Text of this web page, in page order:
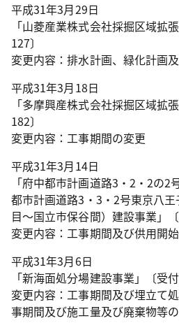
平成31年3月29日
「山菱産業株式会社採掘区域拡
127〕
変更内容：排水計画、緑化計画
平成31年3月18日
「多摩興産株式会社採掘区域拡
182〕
変更内容：工事期間の変更
平成31年3月14日
「府中都市計画道路3・2・2の
都市計画道路3・3・2号東京八
目～国立市保谷間）建設事業」
変更内容：工事期間及び供用開
平成31年3月6日
「新海面処分場建設事業」〔受
変更内容：工事期間及び埋立て
事期間及び施工量及び廃棄物等